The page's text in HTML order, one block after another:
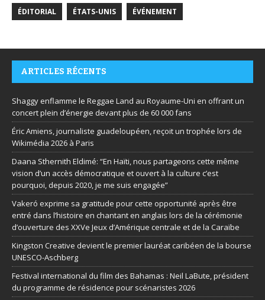
ÉDITORIAL ÉTATS-UNIS ÉVÉNEMENT
ARTICLES RÉCENTS
Shaggy enflamme le Reggae Land au Royaume-Uni en offrant un
concert plein d’énergie devant plus de 60 000 fans
Éric Amiens, journaliste guadeloupéen, reçoit un trophée lors de
Wikimédia 2026 à Paris
Daana Sthernith Eldimé: “En Haïti, nous partageons cette même
vision d’un accès démocratique et ouvert à la culture c’est
pourquoi, depuis 2020, je me suis engagée”
Vakeró exprime sa gratitude pour cette opportunité après être
entré dans l’histoire en chantant en anglais lors de la cérémonie
d’ouverture des XXVe Jeux d’Amérique centrale et de la Caraïbe
Kingston Creative devient le premier lauréat caribéen de la bourse
UNESCO-Aschberg
Festival international du film des Bahamas : Neil LaBute, président
du programme de résidence pour scénaristes 2026